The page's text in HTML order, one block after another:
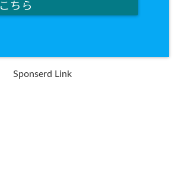
こちら
Sponserd Link